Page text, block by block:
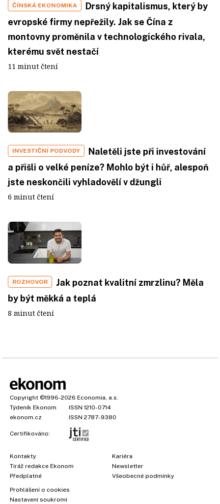
ČÍNSKÁ EKONOMIKA
Drsný kapitalismus, který by
evropské firmy nepřežily. Jak se Čína z
montovny proměnila v technologického rivala,
kterému svět nestačí
11 minut čtení
INVESTIČNÍ PODVODY
Naletěli jste při investování
a přišli o velké peníze? Mohlo být i hůř, alespoň
jste neskončili vyhladovělí v džungli
6 minut čtení
ROZHOVOR
Jak poznat kvalitní zmrzlinu? Měla
by být měkká a teplá
8 minut čtení
Copyright ©1996-2026 Economia, a.s.
Týdeník Ekonom
ISSN 1210-0714
ekonom.cz
ISSN 2787-9380
Certifikováno:
Kontakty
Tiráž redakce Ekonom
Předplatné
Kariéra
Newsletter
Všeobecné podmínky
Prohlášení o cookies
Nastavení soukromí